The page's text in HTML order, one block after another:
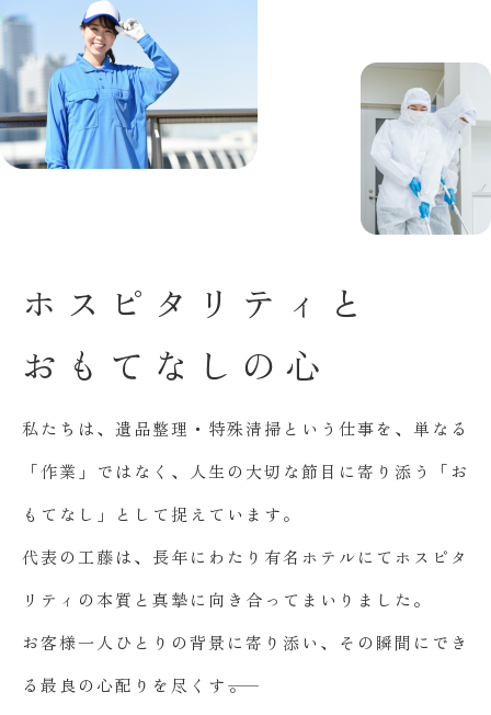
ホ ス ピ タ リ テ ィ と
お も て な し の 心
私たちは、遺品整理・特殊清掃という仕事を、単なる
「作業」ではなく、人生の大切な節目に寄り添う「お
もてなし」として捉えています。
代表の工藤は、長年にわたり有名ホテルにてホスピタ
リティの本質と真摯に向き合ってまいりました。
お客様一人ひとりの背景に寄り添い、その瞬間にでき
る最良の心配りを尽くす――。